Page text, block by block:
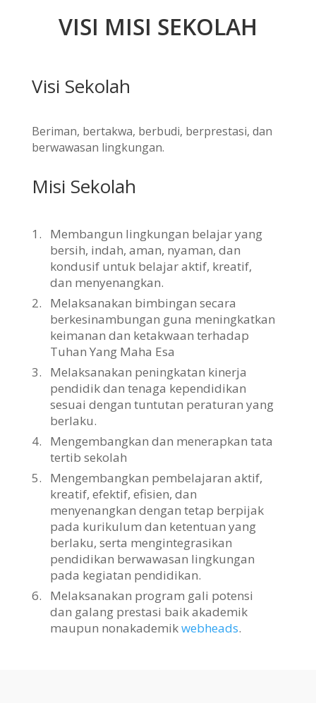
VISI MISI SEKOLAH
Visi Sekolah
Beriman, bertakwa, berbudi, berprestasi, dan
berwawasan lingkungan.
Misi Sekolah
1.
Membangun lingkungan belajar yang
bersih, indah, aman, nyaman, dan
kondusif untuk belajar aktif, kreatif,
dan menyenangkan.
2.
Melaksanakan bimbingan secara
berkesinambungan guna meningkatkan
keimanan dan ketakwaan terhadap
Tuhan Yang Maha Esa
3.
Melaksanakan peningkatan kinerja
pendidik dan tenaga kependidikan
sesuai dengan tuntutan peraturan yang
berlaku.
4.
Mengembangkan dan menerapkan tata
tertib sekolah
5.
Mengembangkan pembelajaran aktif,
kreatif, efektif, efisien, dan
menyenangkan dengan tetap berpijak
pada kurikulum dan ketentuan yang
berlaku, serta mengintegrasikan
pendidikan berwawasan lingkungan
pada kegiatan pendidikan.
6.
Melaksanakan program gali potensi
dan galang prestasi baik akademik
maupun nonakademikwebheads.